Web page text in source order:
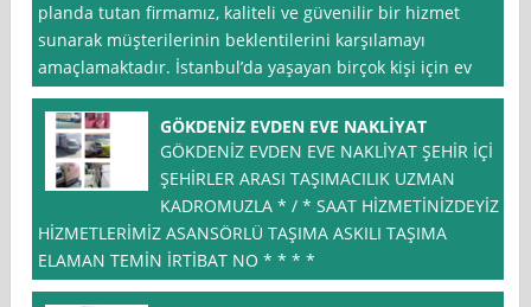
planda tutan firmamız, kaliteli ve güvenilir bir hizmet
sunarak müşterilerinin beklentilerini karşılamayı
amaçlamaktadır. İstanbul’da yaşayan birçok kişi için ev
GÖKDENİZ EVDEN EVE NAKLİYAT
GÖKDENİZ EVDEN EVE NAKLİYAT ŞEHİR İÇİ
ŞEHİRLER ARASI TAŞIMACILIK UZMAN
KADROMUZLA * / * SAAT HİZMETİNİZDEYİZ
HİZMETLERİMİZ ASANSÖRLÜ TAŞIMA ASKILI TAŞIMA
ELAMAN TEMİN İRTİBAT NO * * * *